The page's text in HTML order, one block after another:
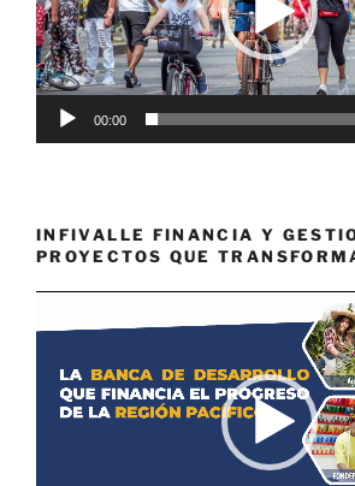
00:00
INFIVALLE FINANCIA Y
PROYECTOS QUE
de